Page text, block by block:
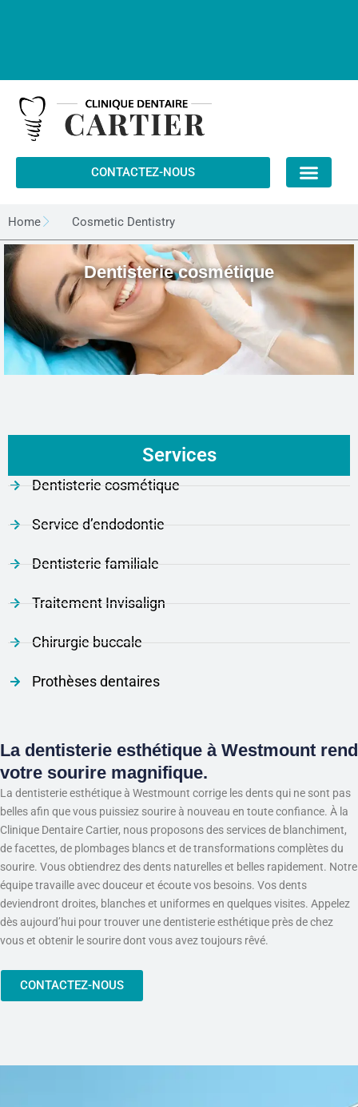
Clinique Dentaire Cartier est fière de contribuer au Régime canadien
de soins dentaires (RCSD)
CONTACTEZ-NOUS
Home Cosmetic Dentistry
Dentisterie cosmétique
Services
Dentisterie cosmétique
Service d’endodontie
Dentisterie familiale
Traitement Invisalign
Chirurgie buccale
Prothèses dentaires
La dentisterie esthétique à Westmount rend
votre sourire magnifique.
La dentisterie esthétique à Westmount corrige les dents qui ne sont pas
belles afin que vous puissiez sourire à nouveau en toute confiance. À la
Clinique Dentaire Cartier, nous proposons des services de blanchiment,
de facettes, de plombages blancs et de transformations complètes du
sourire. Vous obtiendrez des dents naturelles et belles rapidement. Notre
équipe travaille avec douceur et écoute vos besoins. Vos dents
deviendront droites, blanches et uniformes en quelques visites. Appelez
dès aujourd’hui pour trouver une dentisterie esthétique près de chez
vous et obtenir le sourire dont vous avez toujours rêvé.
CONTACTEZ-NOUS